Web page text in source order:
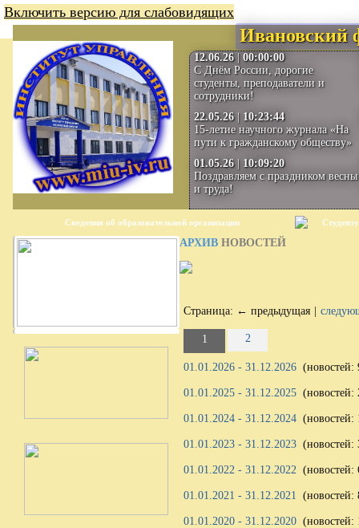
Включить версию для слабовидящих
Ивановский
12.06.26| 00:00:00
С Днём России, дорогие
студенты, преподаватели и
сотрудники!
22.05.26| 10:23:44
15-летие научного журнала «На
пути к гражданскому обществу»
01.05.26| 10:09:20
Поздравляем с праздником весны
и труда!
Сведения об образовательной организации Студенту
АРХИВ НОВОСТЕЙ
Страница: ← предыдущая
1 2
01.01.2026 - 31.12.2026 (новостей:
01.01.2025 - 31.12.2025 (новостей:
01.01.2024 - 31.12.2024 (новостей:
01.01.2023 - 31.12.2023 (новостей:
01.01.2022 - 31.12.2022 (новостей:
01.01.2021 - 31.12.2021 (новостей:
01.01.2020 - 31.12.2020 (новостей: